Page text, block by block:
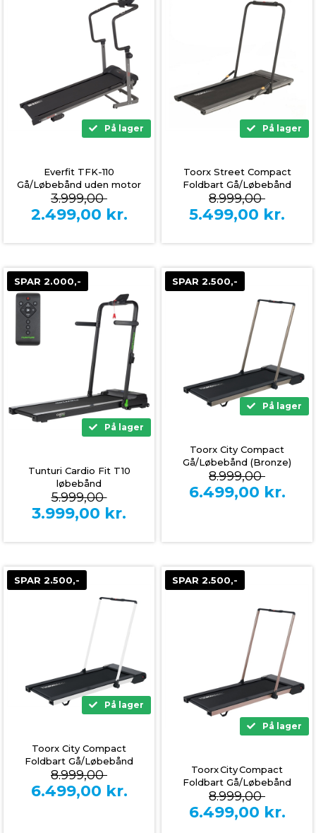
På lager
Everfit TFK-110
Gå/Løbebånd uden motor
- Sammenklappelig
3.999,00
2.499,00 kr.
På lager
Toorx Street Compact
Foldbart Gå/Løbebånd
(Sort)
8.999,00
5.499,00 kr.
SPAR 2.000,-
På lager
Tunturi Cardio Fit T10
løbebånd
5.999,00
3.999,00 kr.
SPAR 2.500,-
På lager
Toorx City Compact
Gå/Løbebånd (Bronze)
8.999,00
6.499,00 kr.
SPAR 2.500,-
På lager
Toorx City Compact
Foldbart Gå/Løbebånd
(Hvid)
8.999,00
6.499,00 kr.
SPAR 2.500,-
På lager
Toorx City Compact
Foldbart Gå/Løbebånd
(Rose Gold)
8.999,00
6.499,00 kr.